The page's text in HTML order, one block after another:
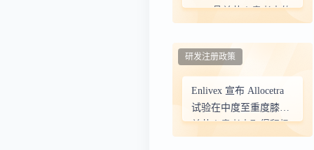
TMJ 骨关节炎患者中的
Enlivex 宣布 Allocetra
试验在中度至重度膝骨
关节炎患者中取得积极
研发注册政策